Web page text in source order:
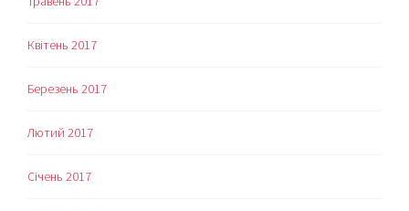
Квітень 2017
Березень 2017
Лютий 2017
Січень 2017